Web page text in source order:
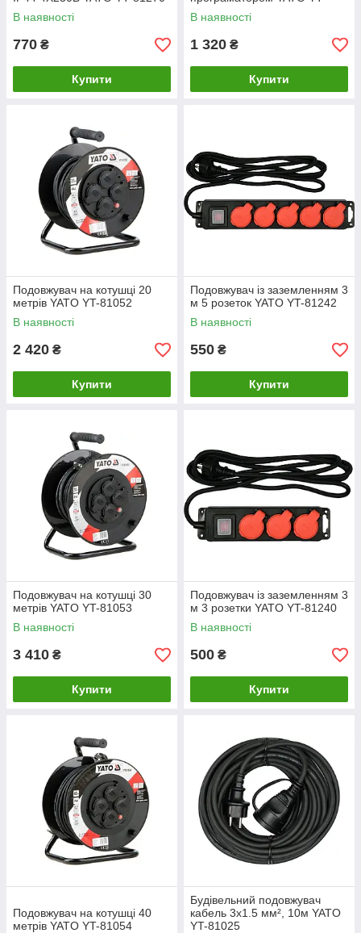
В наявності
770 ₴
Купити
81276
В наявності
1 320 ₴
Купити
Подовжувач на котушці 20
метрів YATO YT-81052
В наявності
2 420 ₴
Купити
Подовжувач із заземленням 3
м 5 розеток YATO YT-81242
В наявності
550 ₴
Купити
Подовжувач на котушці 30
метрів YATO YT-81053
В наявності
3 410 ₴
Купити
Подовжувач із заземленням 3
м 3 розетки YATO YT-81240
В наявності
500 ₴
Купити
Подовжувач на котушці 40
метрів YATO YT-81054
Будівельний подовжувач
кабель 3х1.5 мм², 10м YATO
YT-81025